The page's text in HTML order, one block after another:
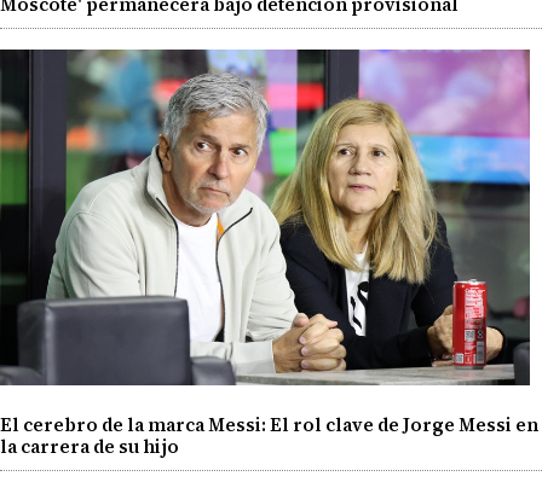
El cerebro de la marca Messi: El rol clave de Jorge Messi en
la carrera de su hijo